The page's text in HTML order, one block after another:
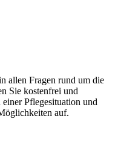
allen Fragen rund um die
Sie kostenfrei und
Pflegesituation und
auf.